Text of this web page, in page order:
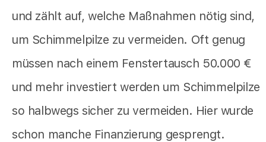
und zählt auf, welche Maßnahmen nötig sind,
um Schimmelpilze zu vermeiden. Oft genug
müssen nach einem Fenstertausch 50.000 €
und mehr investiert werden um Schimmelpilze
so halbwegs sicher zu vermeiden. Hier wurde
schon manche Finanzierung gesprengt.